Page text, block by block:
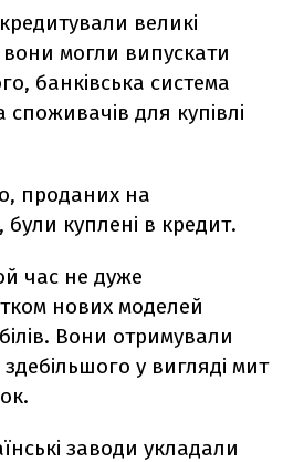
великі
вони могли випускати
банківська система
для купівлі
проданих на
були куплені в кредит.
час не дуже
нових моделей
Вони отримували
у вигляді мит
заводи укладали